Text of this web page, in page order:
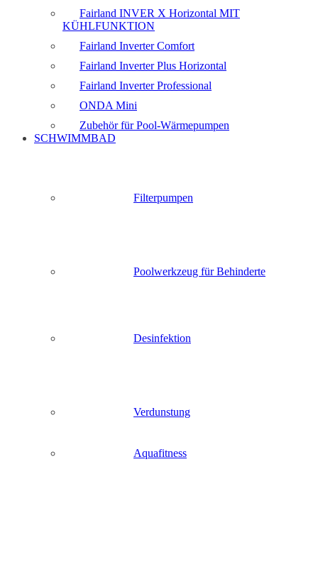
Fairland INVER X Horizontal MIT
KÜHLFUNKTION
Fairland Inverter Comfort
Fairland Inverter Plus Horizontal
Fairland Inverter Professional
ONDA Mini
Zubehör für Pool-Wärmepumpen
SCHWIMMBAD
Filterpumpen
Poolwerkzeug für Behinderte
Desinfektion
Verdunstung
Aquafitness